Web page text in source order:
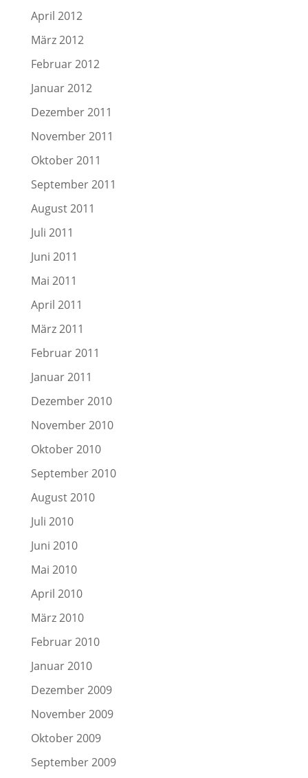
April 2012
März 2012
Februar 2012
Januar 2012
Dezember 2011
November 2011
Oktober 2011
September 2011
August 2011
Juli 2011
Juni 2011
Mai 2011
April 2011
März 2011
Februar 2011
Januar 2011
Dezember 2010
November 2010
Oktober 2010
September 2010
August 2010
Juli 2010
Juni 2010
Mai 2010
April 2010
März 2010
Februar 2010
Januar 2010
Dezember 2009
November 2009
Oktober 2009
September 2009